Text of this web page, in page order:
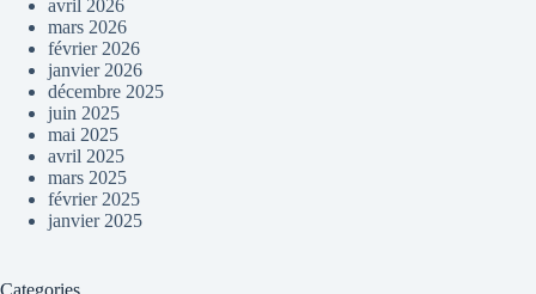
avril 2026
mars 2026
février 2026
janvier 2026
décembre 2025
juin 2025
mai 2025
avril 2025
mars 2025
février 2025
janvier 2025
Categories